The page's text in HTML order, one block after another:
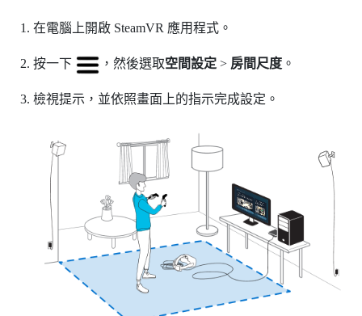
在電腦上開啟 SteamVR 應用程式。
按一下 ，然後選取空間設定> 房間尺度。
檢視提示，並依照畫面上的指示完成設定。